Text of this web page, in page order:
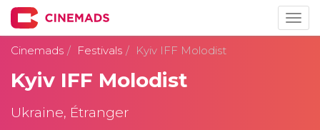
Cinemads
Festivals Kyiv IFF Molodist
Kyiv IFF Molodist
Ukraine, Étranger